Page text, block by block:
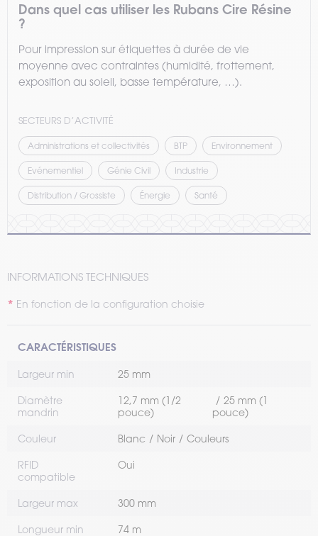
Dans quel cas utiliser les Rubans Cire Résine
?
Pour impression sur étiquettes à durée de vie
moyenne avec contraintes (humidité, frottement,
exposition au soleil, basse température, …).
SECTEURS D’ACTIVITÉ
Administrations et collectivités BTP Environnement
Evénementiel Génie Civil Industrie
Distribution / Grossiste Énergie Santé
INFORMATIONS TECHNIQUES
En fonction de la configuration choisie
CARACTÉRISTIQUES
Largeur min 25 mm
Diamètre
mandrin
12,7 mm (1/2
pouce)
25 mm (1
pouce)
Couleur Blanc Noir Couleurs
RFID
compatible
Oui
Largeur max 300 mm
Longueur min 74 m